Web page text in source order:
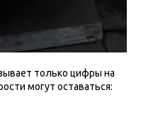
только цифры на
могут оставаться: